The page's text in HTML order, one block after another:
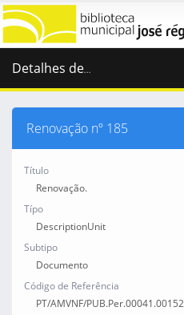
Detalhes de...
Renovação nº 185
Título
Renovação.
Típo
DescriptionUnit
Subtipo
Documento
Código de Referência
PT/AMVNF/PUB.Per.00041.00152